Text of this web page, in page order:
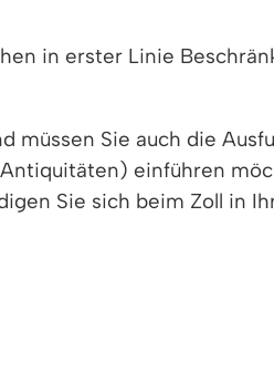
in erster Linie
müssen Sie auch die
einführen
Sie sich beim Zoll in